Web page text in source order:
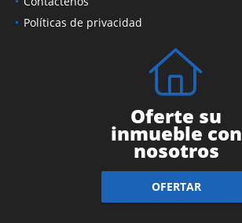
Políticas de privacidad
Oferte su
inmueble con
nosotros
OFERTAR